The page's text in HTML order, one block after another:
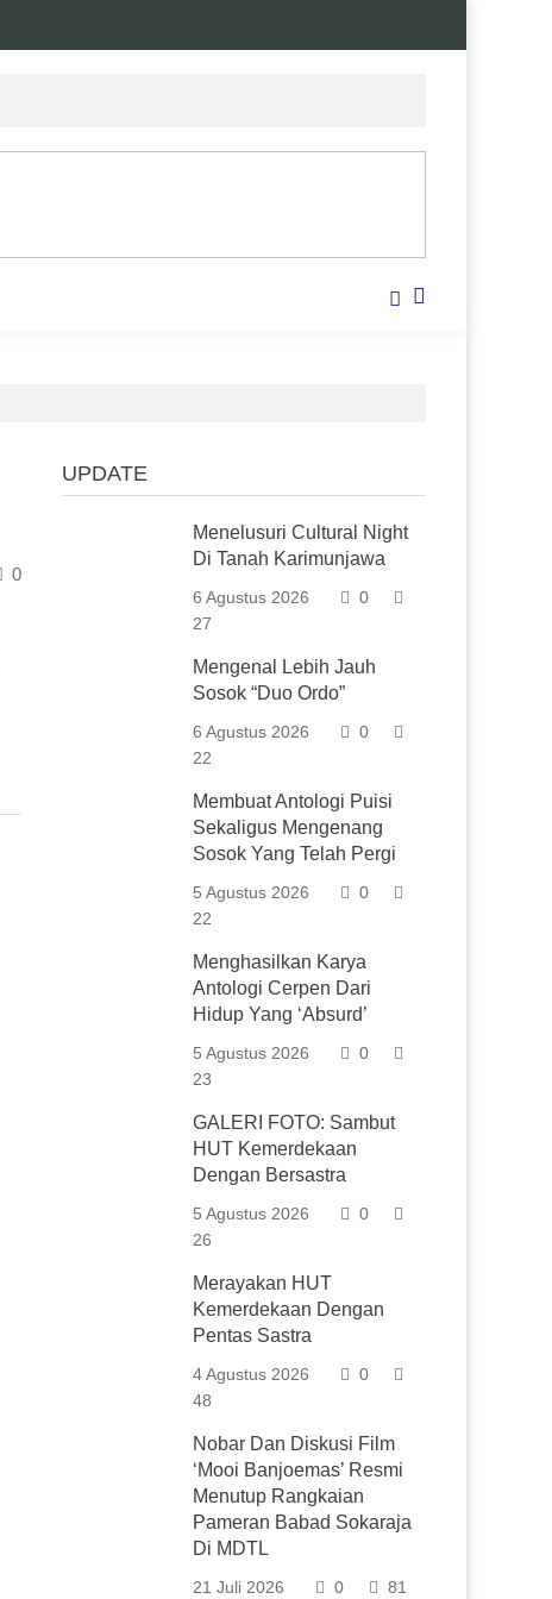
0
UPDATE
Menelusuri Cultural Night
Di Tanah Karimunjawa
6 Agustus 2026
0
27
Mengenal Lebih Jauh
Sosok “Duo Ordo”
6 Agustus 2026
0
22
Membuat Antologi Puisi
Sekaligus Mengenang
Sosok Yang Telah Pergi
5 Agustus 2026
0
22
Menghasilkan Karya
Antologi Cerpen Dari
Hidup Yang ‘Absurd’
5 Agustus 2026
0
23
GALERI FOTO: Sambut
HUT Kemerdekaan
Dengan Bersastra
5 Agustus 2026
0
26
Merayakan HUT
Kemerdekaan Dengan
Pentas Sastra
4 Agustus 2026
0
48
Nobar Dan Diskusi Film
‘Mooi Banjoemas’ Resmi
Menutup Rangkaian
Pameran Babad Sokaraja
Di MDTL
21 Juli 2026 0 81